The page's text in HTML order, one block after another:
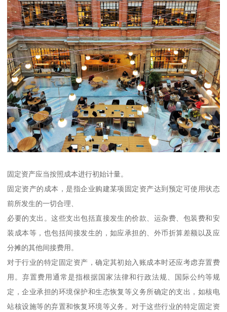
固定资产应当按照成本进行初始计量。
固定资产的成本，是指企业购建某项固定资产达到预定可使用状态
前所发生的一切合理、
必要的支出。这些支出包括直接发生的价款、运杂费、包装费和安
装成本等，也包括间接发生的，如应承担的、外币折算差额以及应
分摊的其他间接费用。
对于行业的特定固定资产，确定其初始入账成本时还应考虑弃置费
用。弃置费用通常是指根据国家法律和行政法规、国际公约等规
定，企业承担的环境保护和生态恢复等义务所确定的支出，如核电
站核设施等的弃置和恢复环境等义务。对于这些行业的特定固定资